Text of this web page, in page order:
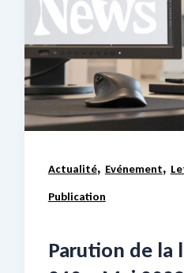
Actualité, Evénement,
Publication
Parution de la